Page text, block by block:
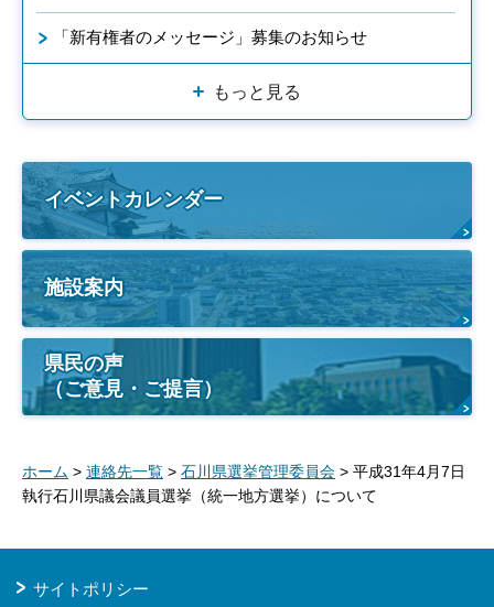
「新有権者のメッセージ」募集のお知らせ
もっと見る
イベントカレンダー
施設案内
県民の声
（ご意見・ご提言）
ホーム > 連絡先一覧 > 石川県選挙管理委員会 > 平成31年4月7日
執行石川県議会議員選挙（統一地方選挙）について
サイトポリシー